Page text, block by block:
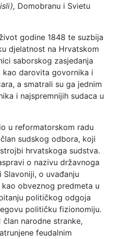
Domobranu i Svietu
godine 1848 te suzbija
djelatnost na Hrvatskom
saborskog zasjedanja
kao darovita govornika i
a smatrali su ga jednim
i najspremnijih sudaca u
u reformatorskom radu
sudskog odbora, koji
hrvatskoga sudstva.
o nazivu državnoga
o uvađanju
obveznog predmeta u
političkog odgoja
političku fizionomiju.
član narodne stranke,
feudalnim